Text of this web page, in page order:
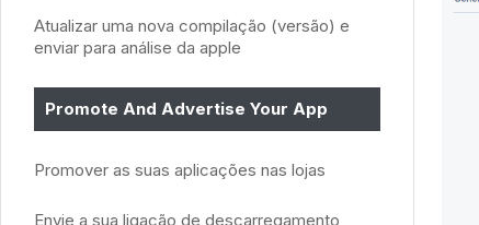
Atualizar uma nova compilação (versão) e
enviar para análise da apple
Promote And Advertise Your App
Promover as suas aplicações nas lojas
Envie a sua ligação de descarregamento